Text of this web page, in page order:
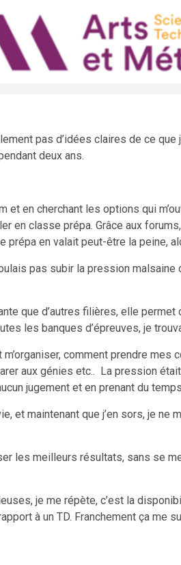
pas d’idées claires de ce
deux ans.
et en cherchant les options qui
en classe prépa. Grâce aux
en valait peut-être la peine,
pas subir la pression
que d’autres filières, elle
les banques d’épreuves, je
comment prendre
aux génies etc.. La pression
jugement et en prenant du
et maintenant que j’en sors, je
les meilleurs résultats, sans se
je me répète, c’est la
à un TD. Franchement ça me